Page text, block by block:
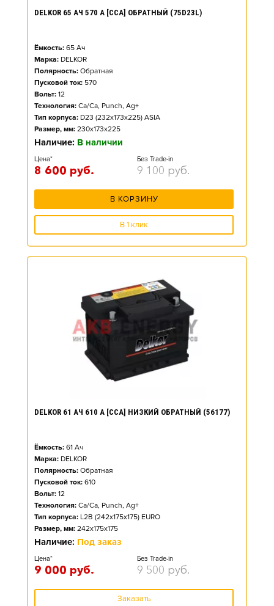
DELKOR 65 АЧ 570 А [CCA] ОБРАТНЫЙ (75D23L)
Ёмкость: 65 Ач
Марка: DELKOR
Полярность: Обратная
Пусковой ток: 570
Вольт: 12
Технология: Ca/Ca, Punch, Ag+
Тип корпуса: D23 (232x173x225) ASIA
Размер, мм: 230x173x225
Наличие: В наличии
Цена*
8 600 руб.
Без Trade-in
9 100 руб.
В КОРЗИНУ
В 1 клик
DELKOR 61 АЧ 610 А [CCA] НИЗКИЙ ОБРАТНЫЙ (56177)
Ёмкость: 61 Ач
Марка: DELKOR
Полярность: Обратная
Пусковой ток: 610
Вольт: 12
Технология: Ca/Ca, Punch, Ag+
Тип корпуса: L2B (242x175x175) EURO
Размер, мм: 242x175x175
Наличие: Под заказ
Цена*
9 000 руб.
Без Trade-in
9 500 руб.
Заказать